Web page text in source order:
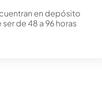
en depósito
de 48 a 96 horas